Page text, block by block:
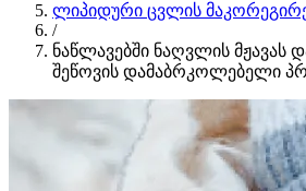
ლიპიდური ცვლის
/
ნაწლავებში ნაღვლის მჟავას
შეწოვის დამაბრკოლებელი